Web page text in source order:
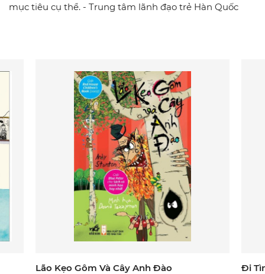
mục tiêu cụ thể. - Trung tâm lãnh đạo trẻ Hàn Quốc
Lão Kẹo Gôm Và Cây Anh Đào
Đi